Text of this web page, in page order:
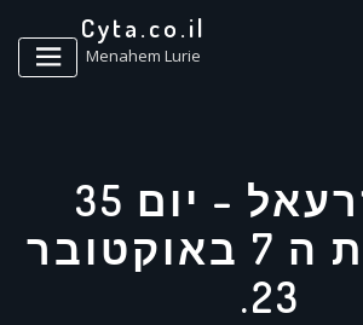
Cyta.co.il
Menahem Lurie
עין יזרעאל – יום 35
למלחמת ה 7 באוקטובר
23.